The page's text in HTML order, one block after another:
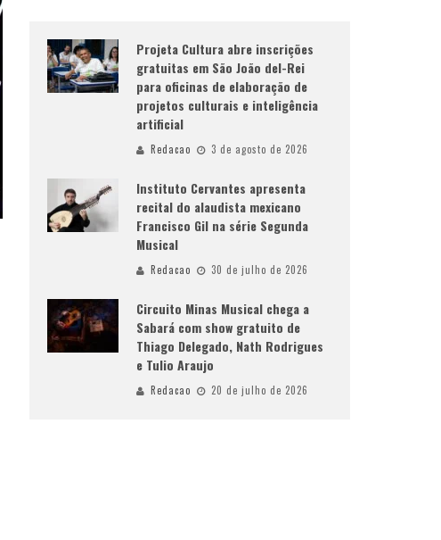
Projeta Cultura abre inscrições
gratuitas em São João del-Rei
para oficinas de elaboração de
projetos culturais e inteligência
artificial
Redacao 3 de agosto de 2026
Instituto Cervantes apresenta
recital do alaudista mexicano
Francisco Gil na série Segunda
Musical
Redacao 30 de julho de 2026
Circuito Minas Musical chega a
Sabará com show gratuito de
Thiago Delegado, Nath Rodrigues
e Tulio Araujo
Redacao 20 de julho de 2026